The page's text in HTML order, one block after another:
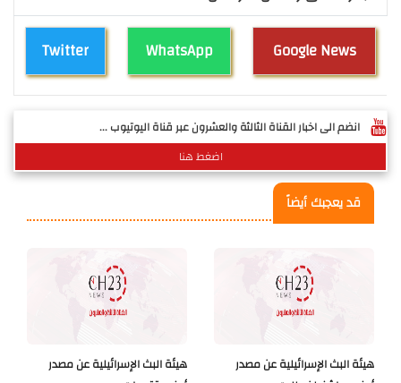
Twitter WhatsApp Google News
انضم الى اخبار القناة الثالثة والعشرون عبر قناة اليوتيوب ...
اضغط هنا
قد يعجبك أيضاً
هيئة البث الإسرائيلية عن مصدر
هيئة البث الإسرائيلية عن مصدر